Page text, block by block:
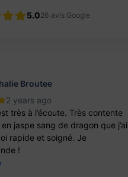
5.026 avis Google
Broutee
2 years ago
très à l’écoute. Très contente
jaspe sang de dragon que j’ai
rapide et soigné. Je
!